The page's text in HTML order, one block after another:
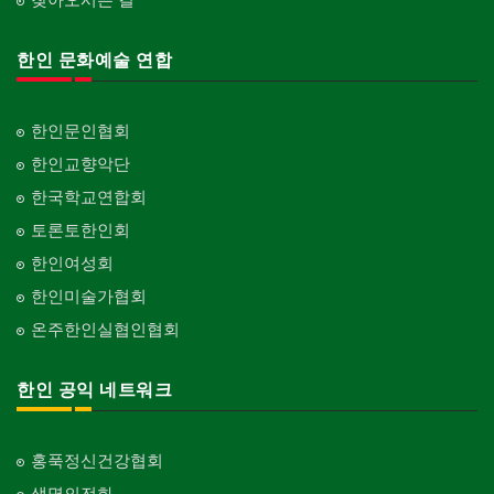
한인 문화예술 연합
한인문인협회
한인교향악단
한국학교연합회
토론토한인회
한인여성회
한인미술가협회
온주한인실협인협회
한인 공익 네트워크
홍푹정신건강협회